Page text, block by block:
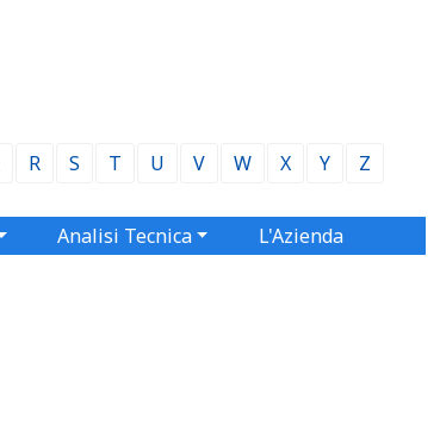
R S T U V W X Y Z
Analisi Tecnica L'Azienda